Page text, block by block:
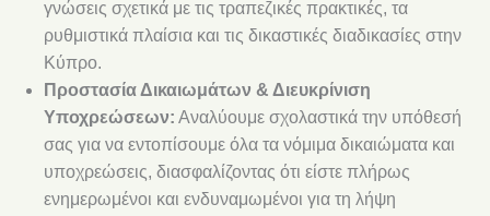
γνώσεις σχετικά με τις τραπεζικές πρακτικές, τα
ρυθμιστικά πλαίσια και τις δικαστικές διαδικασίες στην
Κύπρο.
Προστασία Δικαιωμάτων & Διευκρίνιση
Υποχρεώσεων: Αναλύουμε σχολαστικά την υπόθεσή
σας για να εντοπίσουμε όλα τα νόμιμα δικαιώματα και
υποχρεώσεις, διασφαλίζοντας ότι είστε πλήρως
ενημερωμένοι και ενδυναμωμένοι για τη λήψη